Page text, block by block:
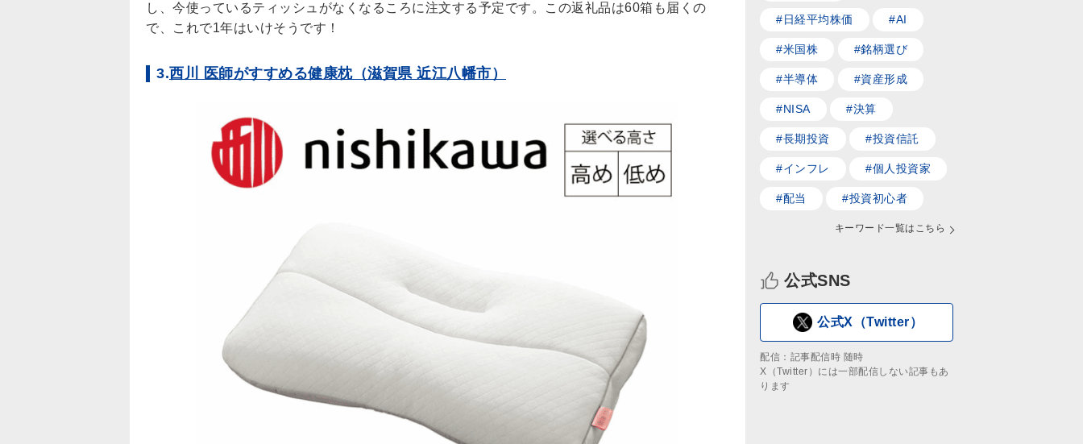
し、今使っているティッシュがなくなるころに注文する予定です。この返礼品は60箱も届くの
で、これで1年はいけそうです！
3.西川 医師がすすめる健康枕（滋賀県 近江八幡市）
#日経平均株価 #AI
#米国株 #銘柄選び
#半導体 #資産形成
#NISA #決算
#長期投資 #投資信託
#インフレ #個人投資家
#配当 #投資初心者
キーワード一覧はこちら
公式SNS
公式X（Twitter）
配信：記事配信時 随時
X（Twitter）には一部配信しない記事もあ
ります